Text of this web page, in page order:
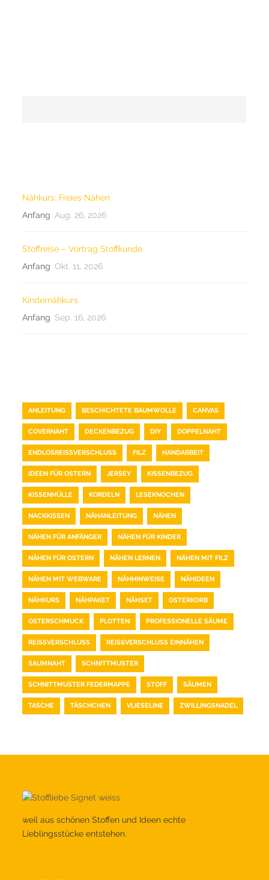
Nähkurs: Freies Nähen
Anfang Aug. 26, 2026
Stoffreise – Vortrag Stoffkunde
Anfang Okt. 11, 2026
Kindernähkurs
Anfang Sep. 16, 2026
ANLEITUNG BESCHICHTETE BAUMWOLLE CANVAS
COVERNAHT DECKENBEZUG DIY DOPPELNAHT
ENDLOSREISSVERSCHLUSS FILZ HANDARBEIT
IDEEN FÜR OSTERN JERSEY KISSENBEZUG
KISSENHÜLLE KORDELN LESEKNOCHEN
NACKKISSEN NÄHANLEITUNG NÄHEN
NÄHEN FÜR ANFÄNGER NÄHEN FÜR KINDER
NÄHEN FÜR OSTERN NÄHEN LERNEN NÄHEN MIT FILZ
NÄHEN MIT WEBWARE NÄHHINWEISE NÄHIDEEN
NÄHKURS NÄHPAKET NÄHSET OSTERKORB
OSTERSCHMUCK PLOTTEN PROFESSIONELLE SÄUME
REISSVERSCHLUSS REISSVERSCHLUSS EINNÄHEN
SAUMNAHT SCHNITTMUSTER
SCHNITTMUSTER FEDERMAPPE STOFF SÄUMEN
TASCHE TÄSCHCHEN VLIESELINE ZWILLINGSNADEL
weil aus schönen Stoffen und Ideen echte
Lieblingsstücke entstehen.